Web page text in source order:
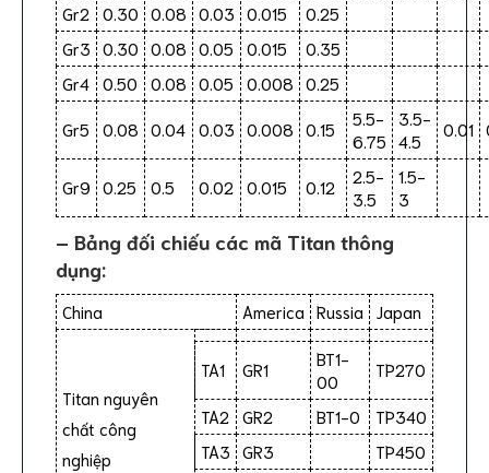
Gr2
0.30 0.08 0.03 0.015
0.25
Gr3 0.30 0.08 0.05 0.015
0.35
Gr4 0.50 0.08 0.05 0.008 0.25
Gr5 0.08 0.04 0.03 0.008 0.15
5.5-
6.75
3.5-
4.5
0.01
Gr9 0.25 0.5 0.02 0.015 0.12
2.5-
3.5
1.5-
3
– Bảng đối chiếu các mã Titan thông
dụng:
China America Russia Japan
Titan nguyên
chất công
nghiệp
TA1 GR1
BT1-
00
TP270
TA2 GR2 BT1-0
TP340
TA3 GR3
TP450